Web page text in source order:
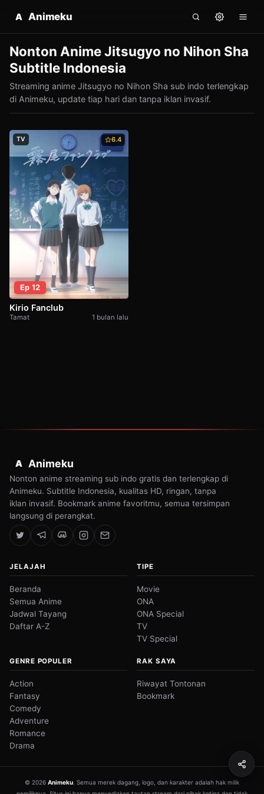
A Animeku
Nonton Anime Jitsugyo no Nihon Sha
Subtitle Indonesia
Streaming anime Jitsugyo no Nihon Sha sub indo terlengkap
di Animeku, update tiap hari dan tanpa iklan invasif.
TV 6.4
Ep 12
Kirio Fanclub
Tamat 1 bulan lalu
A Animeku
Nonton anime streaming sub indo gratis dan terlengkap di
Animeku. Subtitle Indonesia, kualitas HD, ringan, tanpa
iklan invasif. Bookmark anime favoritmu, semua tersimpan
langsung di perangkat.
JELAJAH
Beranda
Semua Anime
Jadwal Tayang
Daftar A-Z
TIPE
Movie
ONA
ONA Special
TV
TV Special
GENRE POPULER
Action
Fantasy
Comedy
Adventure
Romance
Drama
RAK SAYA
Riwayat Tontonan
Bookmark
© 2026 Animeku. Semua merek dagang, logo, dan karakter adalah hak milik